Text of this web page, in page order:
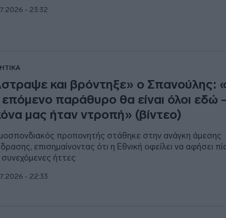
- 23:32
και βρόντηξε» ο Σπανούλης:
παράθυρο θα είναι όλοι εδώ
μας ήταν ντροπή» (βίντεο)
προπονητής στάθηκε στην ανάγκη άμεσης
επισημαίνοντας ότι η Εθνική οφείλει να αφήσει
ήττες
- 22:33